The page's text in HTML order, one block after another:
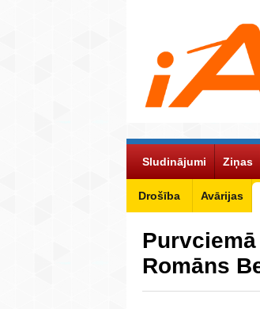
Sludinājumi Ziņas
Drošība Avārijas
Romāns